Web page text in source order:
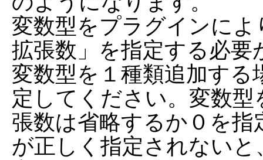
変数型をプラグインに
拡張数」を指定する必要
変数型を１種類追加する
定してください。変数
張数は省略するか０を
が正しく指定されない